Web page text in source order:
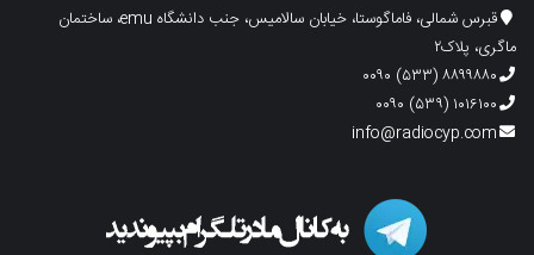
قبرس شمالی، فاماگوستا، خیابان سالامیس، جنب دانشگاه emu، ساختمان
ماگری، پلاک۲
۸۸۹۹۸۸۰ (۵۳۳) ۰۰۹۰
۱۰۱۶۱۰۰ (۵۳۹) ۰۰۹۰
info@radiocyp.com